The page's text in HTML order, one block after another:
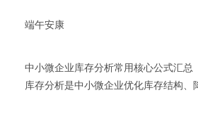
端午安康
中小微企业库存分析常用核心公式汇总
库存分析是中小微企业优化库存结构、